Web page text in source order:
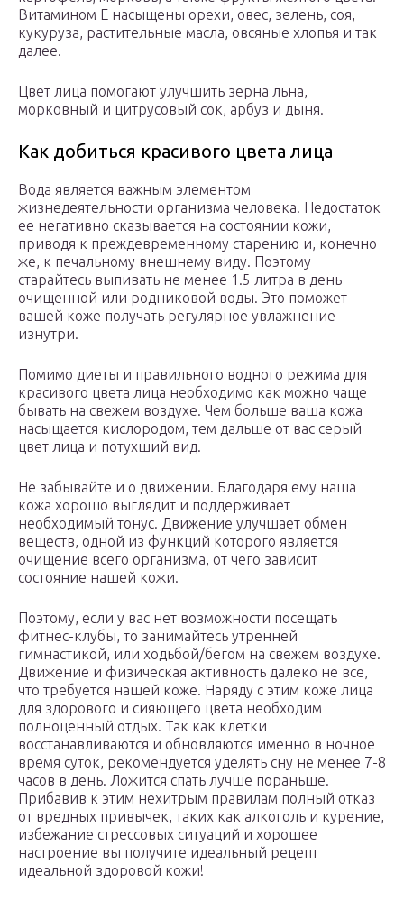
Витамином Е насыщены орехи, овес, зелень, соя,
кукуруза, растительные масла, овсяные хлопья и так
далее.
Цвет лица помогают улучшить зерна льна,
морковный и цитрусовый сок, арбуз и дыня.
Как добиться красивого цвета лица
Вода является важным элементом
жизнедеятельности организма человека. Недостаток
ее негативно сказывается на состоянии кожи,
приводя к преждевременному старению и, конечно
же, к печальному внешнему виду. Поэтому
старайтесь выпивать не менее 1.5 литра в день
очищенной или родниковой воды. Это поможет
вашей коже получать регулярное увлажнение
изнутри.
Помимо диеты и правильного водного режима для
красивого цвета лица необходимо как можно чаще
бывать на свежем воздухе. Чем больше ваша кожа
насыщается кислородом, тем дальше от вас серый
цвет лица и потухший вид.
Не забывайте и о движении. Благодаря ему наша
кожа хорошо выглядит и поддерживает
необходимый тонус. Движение улучшает обмен
веществ, одной из функций которого является
очищение всего организма, от чего зависит
состояние нашей кожи.
Поэтому, если у вас нет возможности посещать
фитнес-клубы, то занимайтесь утренней
гимнастикой, или ходьбой/бегом на свежем воздухе.
Движение и физическая активность далеко не все,
что требуется нашей коже. Наряду с этим коже лица
для здорового и сияющего цвета необходим
полноценный отдых. Так как клетки
восстанавливаются и обновляются именно в ночное
время суток, рекомендуется уделять сну не менее 7-8
часов в день. Ложится спать лучше пораньше.
Прибавив к этим нехитрым правилам полный отказ
от вредных привычек, таких как алкоголь и курение,
избежание стрессовых ситуаций и хорошее
настроение вы получите идеальный рецепт
идеальной здоровой кожи!